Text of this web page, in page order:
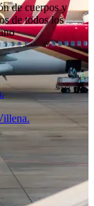
de cuerpos y
de todos los